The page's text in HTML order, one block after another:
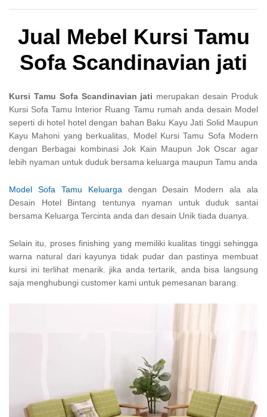
Jual Mebel Kursi Tamu
Sofa Scandinavian jati
Kursi Tamu Sofa Scandinavian jati merupakan desain Produk
Kursi Sofa Tamu Interior Ruang Tamu rumah anda desain Model
seperti di hotel hotel dengan bahan Baku Kayu Jati Solid Maupun
Kayu Mahoni yang berkualitas, Model Kursi Tamu Sofa Modern
dengan Berbagai kombinasi Jok Kain Maupun Jok Oscar agar
lebih nyaman untuk duduk bersama keluarga maupun Tamu anda
Model Sofa Tamu Keluarga dengan Desain Modern ala ala
Desain Hotel Bintang tentunya nyaman untuk duduk santai
bersama Keluarga Tercinta anda dan desain Unik tiada duanya.
Selain itu, proses finishing yang memiliki kualitas tinggi sehingga
warna natural dari kayunya tidak pudar dan pastinya membuat
kursi ini terlihat menarik. jika anda tertarik, anda bisa langsung
saja menghubungi customer kami untuk pemesanan barang.